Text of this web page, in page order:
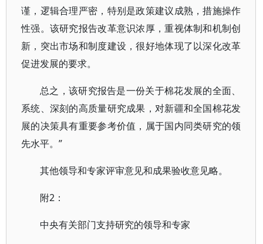
谨，逻辑合理严密，特别是政策建议成熟，措施操作
性强。该研究报告改革意识浓厚，重视体制和机制创
新，突出市场和制度建设，很好地体现了以深化改革
促进发展的要求。
总之，该研究报告是一份关于棉花发展的全面、
系统、深刻的高质量研究成果，对新疆和全国棉花发
展的决策具有重要参考价值，属于国内同类研究的领
先水平。”
其他领导和专家评审意见和成果验收意见略。
附2：
中央有关部门支持研究的领导和专家